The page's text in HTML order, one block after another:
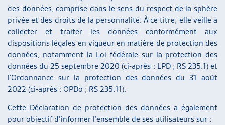
des données, comprise dans le sens du respect de la sphère
privée et des droits de la personnalité. À ce titre, elle veille à
collecter et traiter les données conformément aux
dispositions légales en vigueur en matière de protection des
données, notamment la Loi fédérale sur la protection des
données du 25 septembre 2020 (ci-après : LPD ; RS 235.1) et
l’Ordonnance sur la protection des données du 31 août
2022 (ci-après : OPDo ; RS 235.11).
Cette Déclaration de protection des données a également
pour objectif d’informer l’ensemble de ses utilisateurs sur :